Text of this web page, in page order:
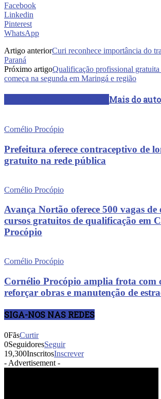
Facebook
Linkedin
Pinterest
WhatsApp
Artigo anteriorCuri reconhece importância do
Paraná
Próximo artigoQualificação profissional gratuita
começa na segunda em Maringá e região
Mais do
Cornélio Procópio
Prefeitura oferece contraceptivo de
gratuito na rede pública
Cornélio Procópio
Avança Nortão oferece 500 vagas de
cursos gratuitos de qualificação em
Procópio
Cornélio Procópio
Cornélio Procópio amplia frota com
reforçar obras e manutenção de
SIGA-NOS NAS REDES
0FãsCurtir
0SeguidoresSeguir
19,300InscritosInscrever
- Advertisement -